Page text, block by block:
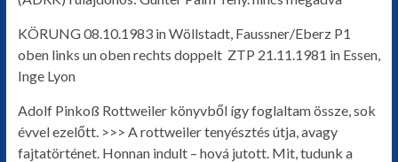
KÖRUNG 08.10.1983 in Wöllstadt, Faussner/Eberz P1
oben links un oben rechts doppelt ZTP 21.11.1981 in Essen,
Inge Lyon
Adolf Pinkoß Rottweiler könyvből így foglaltam össze, sok
évvel ezelőtt. >>> A rottweiler tenyésztés útja, avagy
fajtatörténet. Honnan indult – hová jutott. Mit, tudunk a